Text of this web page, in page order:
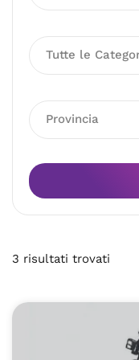
Tutte le
Provincia
3 risultati trovati